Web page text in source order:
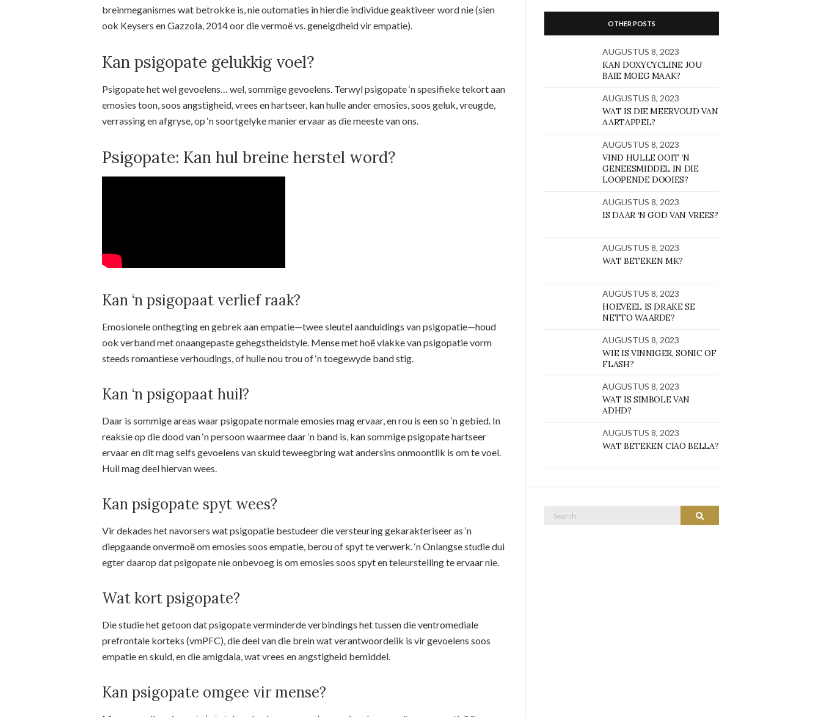
breinmeganismes wat betrokke is, nie outomaties in hierdie individue geaktiveer word nie (sien
ook Keysers en Gazzola, 2014 oor die vermoë vs. geneigdheid vir empatie).
Kan psigopate gelukkig voel?
Psigopate het wel gevoelens… wel, sommige gevoelens. Terwyl psigopate ‘n spesifieke tekort aan
emosies toon, soos angstigheid, vrees en hartseer, kan hulle ander emosies, soos geluk, vreugde,
verrassing en afgryse, op ‘n soortgelyke manier ervaar as die meeste van ons.
Psigopate: Kan hul breine herstel word?
Kan ‘n psigopaat verlief raak?
Emosionele onthegting en gebrek aan empatie—twee sleutel aanduidings van psigopatie—houd
ook verband met onaangepaste gehegstheidstyle. Mense met hoë vlakke van psigopatie vorm
steeds romantiese verhoudings, of hulle nou trou of ‘n toegewyde band stig.
Kan ‘n psigopaat huil?
Daar is sommige areas waar psigopate normale emosies mag ervaar, en rou is een so ‘n gebied. In
reaksie op die dood van ‘n persoon waarmee daar ‘n band is, kan sommige psigopate hartseer
ervaar en dit mag selfs gevoelens van skuld teweegbring wat andersins onmoontlik is om te voel.
Huil mag deel hiervan wees.
Kan psigopate spyt wees?
Vir dekades het navorsers wat psigopatie bestudeer die versteuring gekarakteriseer as ‘n
diepgaande onvermoë om emosies soos empatie, berou of spyt te verwerk. ‘n Onlangse studie dui
egter daarop dat psigopate nie onbevoeg is om emosies soos spyt en teleurstelling te ervaar nie.
Wat kort psigopate?
Die studie het getoon dat psigopate verminderde verbindings het tussen die ventromediale
prefrontale korteks (vmPFC), die deel van die brein wat verantwoordelik is vir gevoelens soos
empatie en skuld, en die amigdala, wat vrees en angstigheid bemiddel.
Kan psigopate omgee vir mense?
OTHER POSTS
AUGUSTUS 8, 2023
KAN DOXYCYCLINE JOU
BAIE MOEG MAAK?
AUGUSTUS 8, 2023
WAT IS DIE MEERVOUD VAN
AARTAPPEL?
AUGUSTUS 8, 2023
VIND HULLE OOIT ‘N
GENEESMIDDEL IN DIE
LOOPENDE DOOIES?
AUGUSTUS 8, 2023
IS DAAR ‘N GOD VAN VREES?
AUGUSTUS 8, 2023
WAT BETEKEN MK?
AUGUSTUS 8, 2023
HOEVEEL IS DRAKE SE
NETTO WAARDE?
AUGUSTUS 8, 2023
WIE IS VINNIGER, SONIC OF
FLASH?
AUGUSTUS 8, 2023
WAT IS SIMBOLE VAN
ADHD?
AUGUSTUS 8, 2023
WAT BETEKEN CIAO BELLA?
SEARCH